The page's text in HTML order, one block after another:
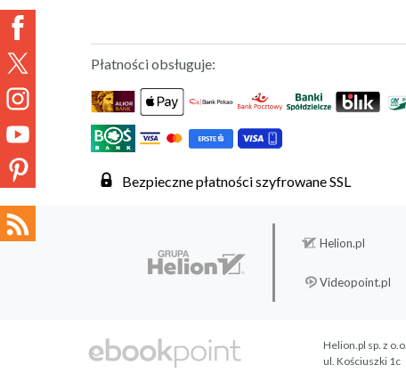
Płatności obsługuje:
Bezpieczne płatności szyfrowane SSL
Helion.pl
Videopoint.pl
Helion.pl sp. z o.o.
ul. Kościuszki 1c